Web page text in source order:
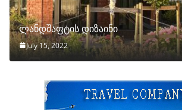
ლანდშაფტის დიზაინი
July 15, 2022